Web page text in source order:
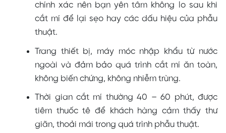
chính xác nên bạn yên tâm không lo sau khi
cắt mí để lại sẹo hay các dấu hiệu của phẫu
thuật.
Trang thiết bị, máy móc nhập khẩu từ nước
ngoài và đảm bảo quá trình cắt mí ăn toàn,
không biến chứng, không nhiễm trùng.
Thời gian cắt mí thường 40 – 60 phút, được
tiêm thuốc tê để khách hàng cảm thấy thư
giãn, thoải mái trong quá trình phẫu thuật.